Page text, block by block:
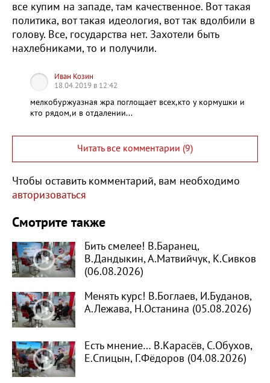
все купим на западе, там качественное. Вот такая
политика, вот такая идеология, вот так вдолбили в
голову. Все, государства нет. Захотели быть
нахлебниками, то и получили.
Иван Козин
18.04.2019 в 12:42
мелкобуржуазная жра поглощает всех,кто у кормушки и
кто рядом,и в отдалении...
Читать все комментарии (9)
Чтобы оставить комментарий, вам необходимо
авторизоваться
Смотрите также
Бить смелее! В.Баранец,
В.Дандыкин, А.Матвийчук, К.Сивков
(06.08.2026)
Менять курс! В.Боглаев, И.Буданов,
А.Лежава, Н.Останина (05.08.2026)
Есть мнение… В.Карасёв, С.Обухов,
Е.Спицын, Г.Фёдоров (04.08.2026)